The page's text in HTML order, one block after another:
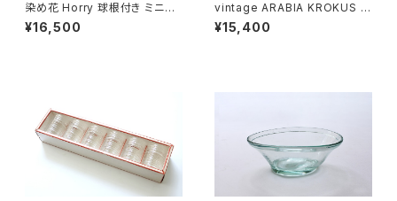
染め花 Horry 球根付き ミニア
イリス (2輪)
¥16,500
vintage ARABIA KROKUS Pl
ate 24cm / ヴィンテージ アラ
ビア クロッカス 24cmプレート
¥15,400